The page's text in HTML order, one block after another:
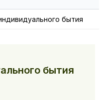
бытия
бытия